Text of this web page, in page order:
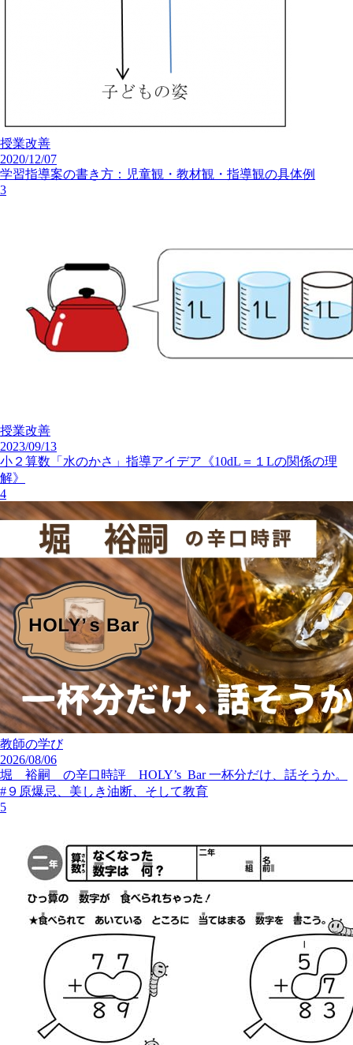
授業改善
2020/12/07
学習指導案の書き方：児童観・教材観・指導観の具体例
3
授業改善
2023/09/13
小２算数「水のかさ」指導アイデア《10dL＝１Lの関係の理
解》
4
教師の学び
2026/08/06
堀 裕嗣 の辛口時評 HOLY’s Bar 一杯分だけ、話そうか。
#９原爆忌、美しき油断、そして教育
5